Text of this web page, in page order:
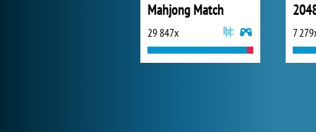
Mahjong Match
29 847x 7